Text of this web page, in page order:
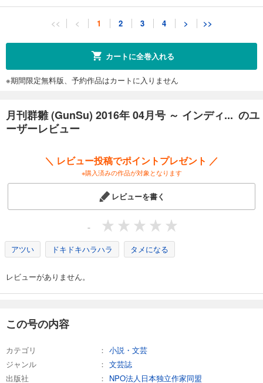
試し読み
あらすじを表示する
880円 (税込)
あらすじを表示する
月刊群雛 (GunSu) 2015年 08月号 ～ インディーズ作家を応援するマガジン ～
円 (税込)
カート
あらすじを表示する
カート
<< < 1 2 3 4 > >>
カートに全巻入れる
※期間限定無料版、予約作品はカートに入りません
月刊群雛 (GunSu) 2016年 04月号 ～ インディ... のユ
ーザーレビュー
＼ レビュー投稿でポイントプレゼント ／
※購入済みの作品が対象となります
レビューを書く
-
アツい ドキドキハラハラ タメになる
レビューがありません。
この号の内容
カテゴリ
小説・文芸
ジャンル
文芸誌
出版社
NPO法人日本独立作家同盟